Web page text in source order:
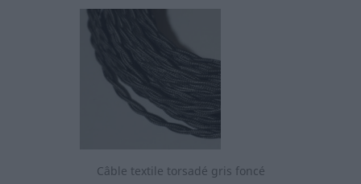
Câble textile torsadé gris foncé